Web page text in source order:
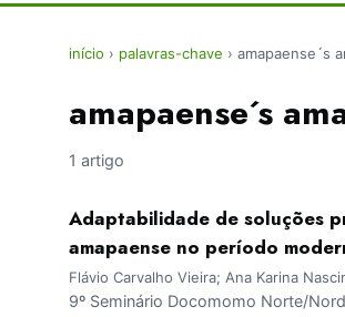
início › palavras-chave › amapaense´s
amapaense´s
1 artigo
Adaptabilidade de soluções
amapaense no período
Flávio Carvalho Vieira; Ana Karina
9º Seminário Docomomo Norte/